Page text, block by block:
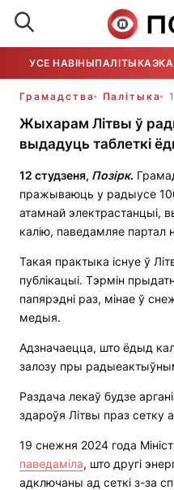
УСЕ НАВІНЫПАЛІТЫКА
Грамадства Палітыка
Жыхарам Літвы ў
выдадуць таблеткі
12 студзеня, Позірк.
пражываюць у радыусе
атамнай электрастанцыі,
калію, паведамляе партал
Такая практыка існуе ў
публікацыі. Тэрмін
папярэдні раз, мінае ў
медыя.
Адзначаецца, што ёдыд
залозу пры
Раздача лекаў будзе
здароўя Літвы праз сетку
19 снежня 2024 года
паведаміла, што другі
адключаны ад сеткі з-за